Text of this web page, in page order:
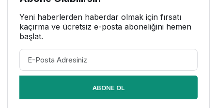
Yeni haberlerden haberdar olmak için fırsatı
kaçırma ve ücretsiz e-posta aboneliğini hemen
başlat.
ABONE OL